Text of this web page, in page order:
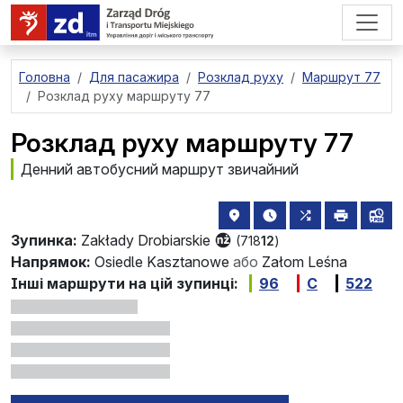
перейти до основного вмісту
Головна Для пасажира Розклад руху
Маршрут 77
Розклад руху маршруту 77
Розклад руху маршруту 77
Денний автобусний маршрут звичайний
Зупинка: Zakłady Drobiarskie (71812)
розташування зупинки на
найближчі
всі
Напрямок: Osiedle Kasztanowe або Załom Leśna
Інші маршрути на цій зупинці:
96 C 522